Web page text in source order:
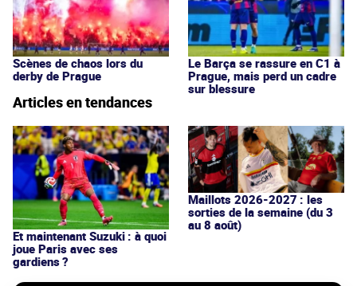
Scènes de chaos lors du
derby de Prague
Le Barça se rassure en C1 à
Prague, mais perd un cadre
sur blessure
Articles en tendances
Et maintenant Suzuki : à quoi
joue Paris avec ses
gardiens ?
Maillots 2026-2027 : les
sorties de la semaine (du 3
au 8 août)